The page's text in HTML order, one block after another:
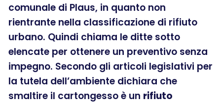
comunale di Plaus, in quanto non
rientrante nella classificazione di rifiuto
urbano. Quindi chiama le ditte sotto
elencate per ottenere un preventivo senza
impegno. Secondo gli articoli legislativi per
la tutela dell’ambiente dichiara che
smaltire il cartongesso è un rifiuto